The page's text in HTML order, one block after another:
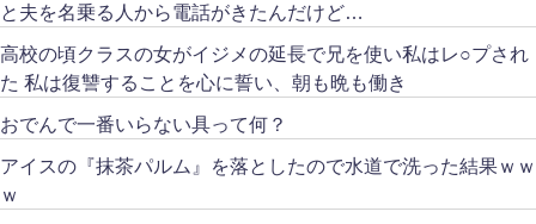
と夫を名乗る人から電話がきたんだけど…
高校の頃クラスの女がイジメの延長で兄を使い私はレ○プされ
た 私は復讐することを心に誓い、朝も晩も働き
おでんで一番いらない具って何？
アイスの『抹茶パルム』を落としたので水道で洗った結果ｗｗ
ｗ